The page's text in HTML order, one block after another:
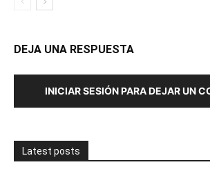
DEJA UNA RESPUESTA
INICIAR SESIÓN PARA DEJAR UN
Latest posts